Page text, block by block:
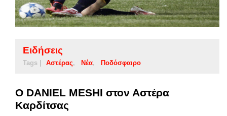
Ειδήσεις
Tags | Αστέρας Νέα Ποδόσφαιρο
Ο DANIEL MESHI στον Αστέρα
Καρδίτσας